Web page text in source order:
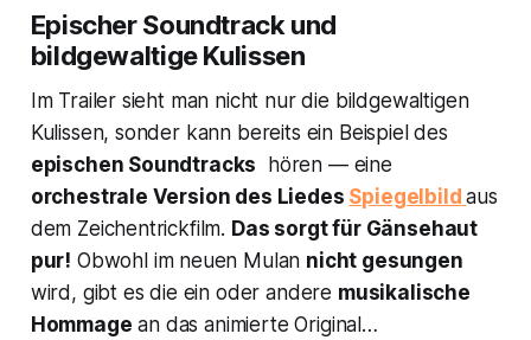
Epischer Soundtrack und
bildgewaltige Kulissen
Im Trailer sieht man nicht nur die bildgewaltigen
Kulissen, sonder kann bereits ein Beispiel des
epischen Soundtracks hören — eine
orchestrale Version des Liedes Spiegelbild aus
dem Zeichentrickfilm. Das sorgt für Gänsehaut
pur! Obwohl im neuen Mulan nicht gesungen
wird, gibt es die ein oder andere musikalische
Hommage an das animierte Original…